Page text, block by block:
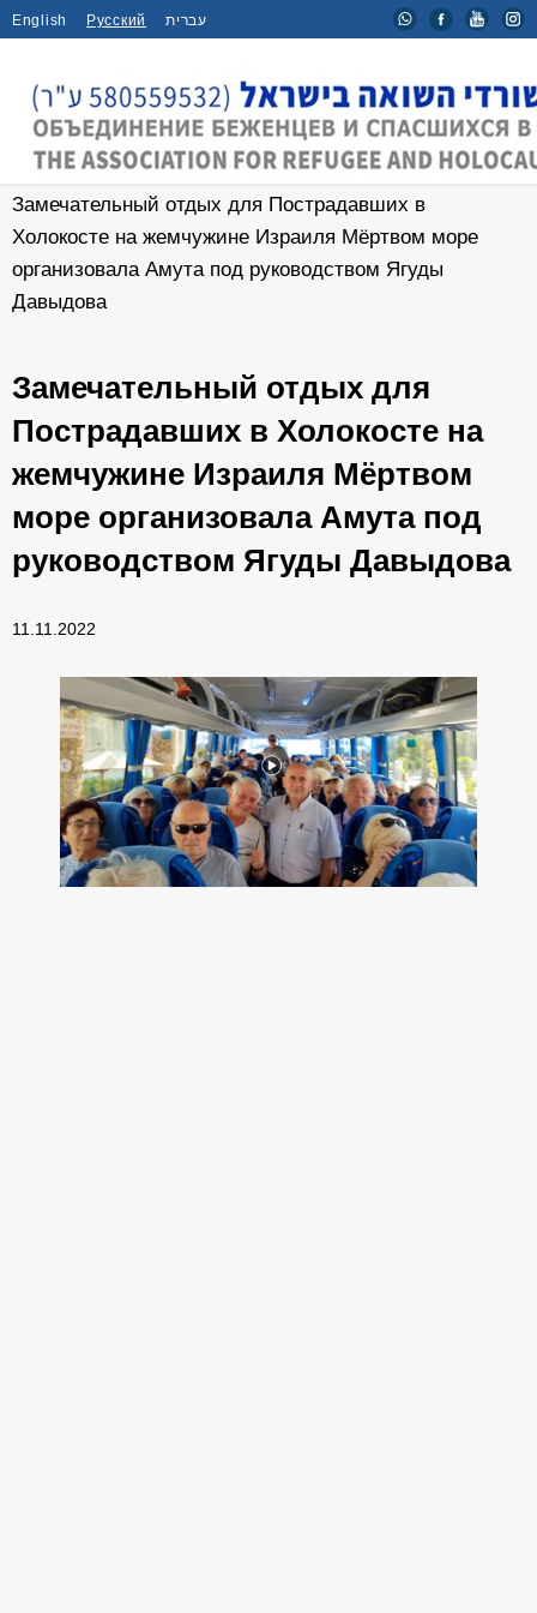
English Русский עברית
Главная / Новости /
Замечательный отдых для Пострадавших в
Холокосте на жемчужине Израиля Мёртвом море
организовала Амута под руководством Ягуды
Давыдова
Замечательный отдых для
Пострадавших в Холокосте на
жемчужине Израиля Мёртвом
море организовала Амута под
руководством Ягуды Давыдова
11.11.2022